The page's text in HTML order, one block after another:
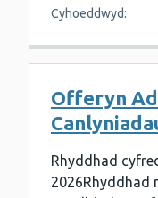
Cyhoeddwyd:
Offeryn
Rhyddhad
2026Rhyddhad